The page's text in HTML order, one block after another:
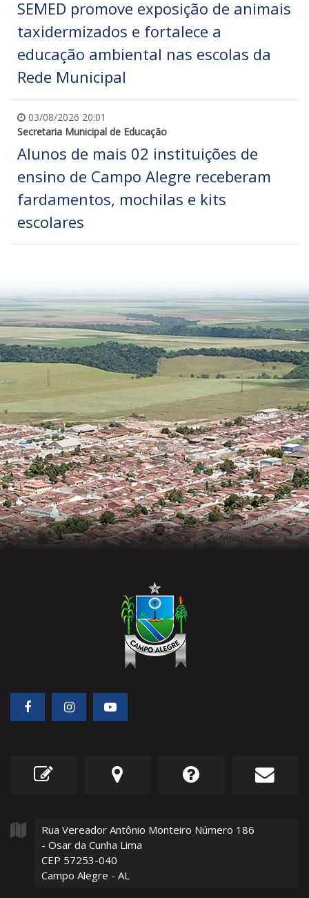
SEMED promove exposição de animais
taxidermizados e fortalece a
educação ambiental nas escolas da
Rede Municipal
03/08/2026 20:01
Secretaria Municipal de Educação
Alunos de mais 02 instituições de
ensino de Campo Alegre receberam
fardamentos, mochilas e kits
escolares
Rua Vereador Antônio Monteiro Número 186
- Osar da Cunha Lima
CEP 57253-040
Campo Alegre - AL